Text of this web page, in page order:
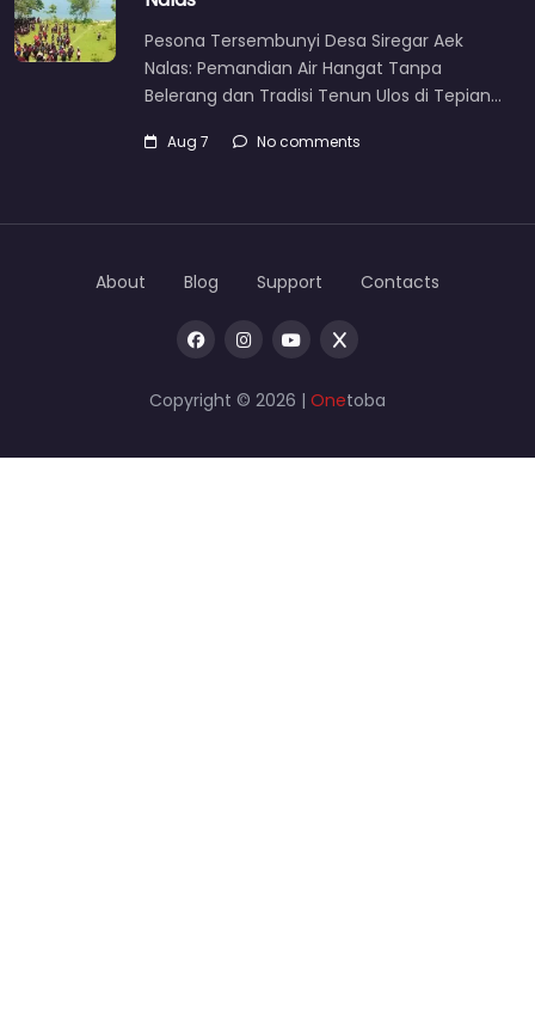
Pesona Tersembunyi Desa Siregar Aek
Nalas: Pemandian Air Hangat Tanpa
Belerang dan Tradisi Tenun Ulos di Tepian…
Aug 7 No comments
Copyright © 2026 | Onetoba
About Blog Support Contacts